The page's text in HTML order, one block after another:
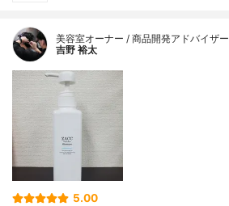
美容室オーナー / 商品開発アドバイザー
吉野 裕太
5.00